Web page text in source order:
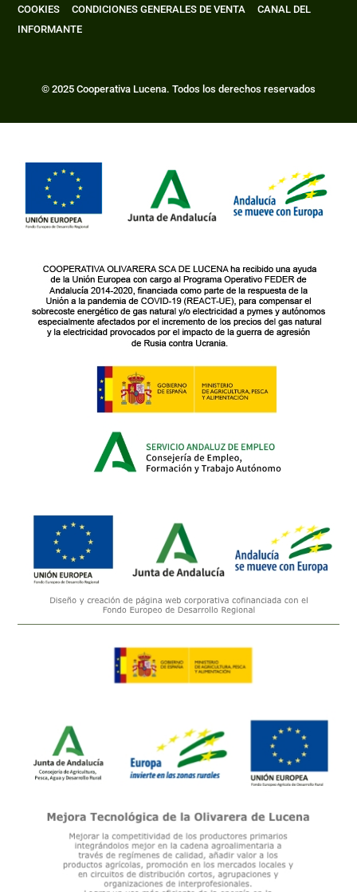
COOKIES
CONDICIONES GENERALES DE VENTA
CANAL DEL
INFORMANTE
© 2025 Cooperativa Lucena. Todos los derechos reservados